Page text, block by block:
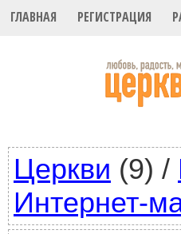
ГЛАВНАЯ РЕГИСТРАЦИЯ
Церкви (9) /
Интернет-